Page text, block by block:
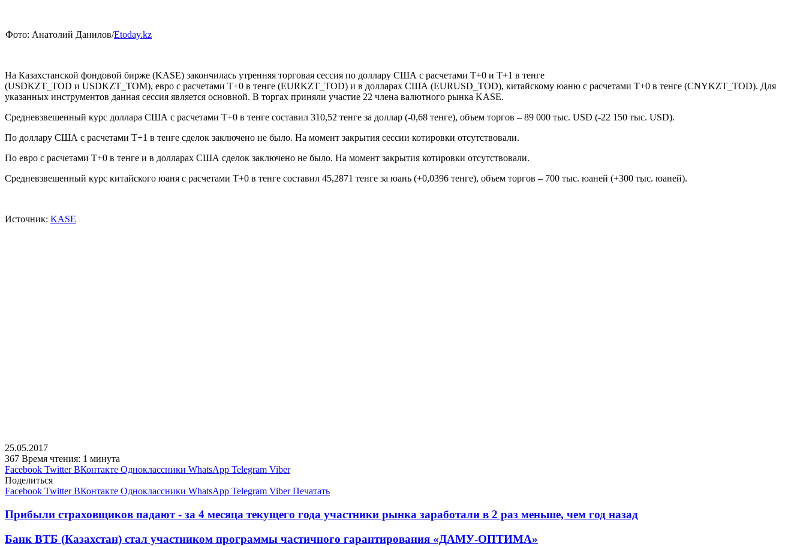
Фото: Анатолий Данилов/Etoday.kz
На Казахстанской фондовой бирже (KASE) закончилась утренняя торговая сессия по доллару США с расчетами Т+0 и Т+1 в тенге
(USDKZT_TOD и USDKZT_TOM), евро с расчетами T+0 в тенге (EURKZT_TOD) и в долларах США (EURUSD_TOD), китайскому юаню с расчетами T+0 в тенге (CNYKZT_TOD). Для
указанных инструментов данная сессия является основной. В торгах приняли участие 22 члена валютного рынка KASE.
Средневзвешенный курс доллара США с расчетами T+0 в тенге составил 310,52 тенге за доллар (-0,68 тенге), объем торгов – 89 000 тыс. USD (-22 150 тыс. USD).
По доллару США с расчетами T+1 в тенге сделок заключено не было. На момент закрытия сессии котировки отсутствовали.
По евро с расчетами T+0 в тенге и в долларах США сделок заключено не было. На момент закрытия котировки отсутствовали.
Средневзвешенный курс китайского юаня с расчетами T+0 в тенге составил 45,2871 тенге за юань (+0,0396 тенге), объем торгов – 700 тыс. юаней (+300 тыс. юаней).
Источник: KASE
25.05.2017
367 Время чтения: 1 минута
Facebook Twitter ВКонтакте Одноклассники WhatsApp Telegram Viber
Поделиться
Facebook Twitter ВКонтакте Одноклассники WhatsApp Telegram Viber Печатать
Прибыли страховщиков падают - за 4 месяца текущего года участники рынка заработали в 2 раз меньше, чем год назад
Банк ВТБ (Казахстан) стал участником программы частичного гарантирования «ДАМУ-ОПТИМА»